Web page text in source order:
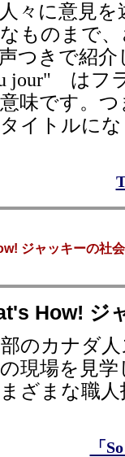
々に意見
ものまで
つきで紹介
jour" はフ
味です。
イトルに
ジャッキーの社
How! ジ
部のカナダ
現場を見
ざまな職
「